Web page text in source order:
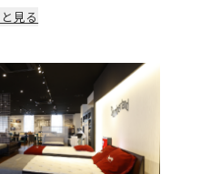
イーン：476
ロング：648
ャガード生地
見る